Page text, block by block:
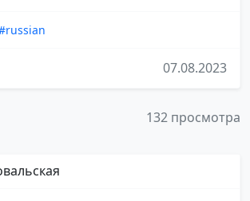
07.08.2023
132 просмотра